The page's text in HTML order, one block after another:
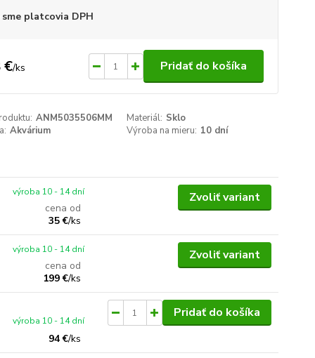
sme platcovia DPH
€/ks Pridať do košíka
ANM5035506MM Materiál: Sklo
Akvárium Výroba na mieru: 10 dní
cena od
35 €/ks
výroba 10 - 14 dní Zvoliť variant
cena od
199 €/ks
výroba 10 - 14 dní Zvoliť variant
94 €/ks
výroba 10 - 14 dní
Pridať do košíka